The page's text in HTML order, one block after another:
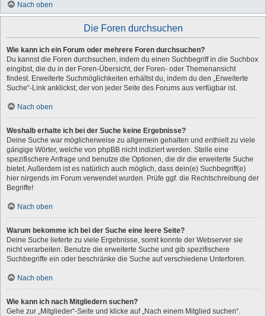
Nach oben
Die Foren durchsuchen
Wie kann ich ein Forum oder mehrere Foren durchsuchen?
Du kannst die Foren durchsuchen, indem du einen Suchbegriff in die Suchbox
eingibst, die du in der Foren-Übersicht, der Foren- oder Themenansicht
findest. Erweiterte Suchmöglichkeiten erhältst du, indem du den „Erweiterte
Suche“-Link anklickst, der von jeder Seite des Forums aus verfügbar ist.
Nach oben
Weshalb erhalte ich bei der Suche keine Ergebnisse?
Deine Suche war möglicherweise zu allgemein gehalten und enthielt zu viele
gängige Wörter, welche von phpBB nicht indiziert werden. Stelle eine
spezifischere Anfrage und benutze die Optionen, die dir die erweiterte Suche
bietet. Außerdem ist es natürlich auch möglich, dass dein(e) Suchbegriff(e)
hier nirgends im Forum verwendet wurden. Prüfe ggf. die Rechtschreibung der
Begriffe!
Nach oben
Warum bekomme ich bei der Suche eine leere Seite?
Deine Suche lieferte zu viele Ergebnisse, somit konnte der Webserver sie
nicht verarbeiten. Benutze die erweiterte Suche und gib spezifischere
Suchbegriffe ein oder beschränke die Suche auf verschiedene Unterforen.
Nach oben
Wie kann ich nach Mitgliedern suchen?
Gehe zur „Mitglieder“-Seite und klicke auf „Nach einem Mitglied suchen“.